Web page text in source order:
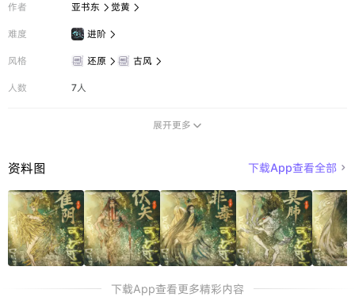
作者 亚书东  觉黄 
难度 进阶 
风格 还原  古风 
人数 7人
展开更多 
资料图 下载App查看全部 
下载App查看更多精彩内容